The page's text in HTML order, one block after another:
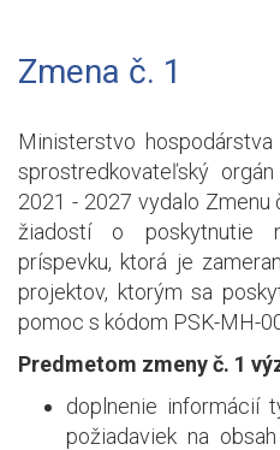
Zmena č. 1
Ministerstvo
sprostredkovateľský
2021 - 2027 vydalo Zmenu
žiadostí o poskytnutie
príspevku, ktorá je
projektov, ktorým sa
pomoc s kódom PSK-MH-
Predmetom zmeny č. 1
doplnenie informácií
požiadaviek na